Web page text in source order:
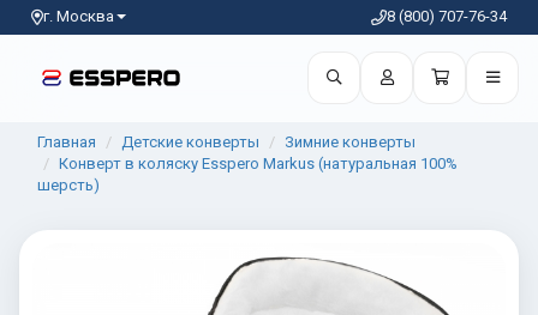
г. Москва 8 (800) 707-76-34
Главная Детские конверты
Зимние конверты
Конверт в коляску Esspero Markus (натуральная 100%
шерсть)